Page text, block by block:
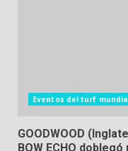
Eventos del turf
GOODWOOD
BOW ECHO